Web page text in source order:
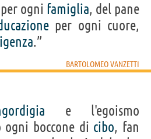
ogni famiglia, del pane
per ogni cuore,
.”
BARTOLOMEO VANZETTI
e l'egoismo
ogni boccone di cibo, fan